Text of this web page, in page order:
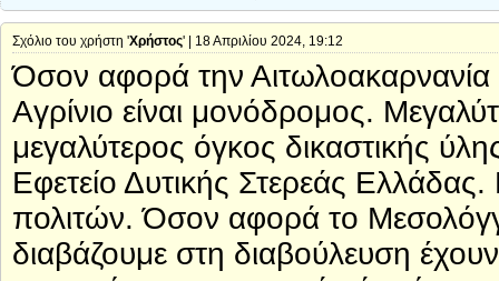
Σχόλιο του χρήστη 'Χρήστος' | 18 Απριλίου 2024, 19:12
Όσον αφορά την Αιτωλοακαρνανία
Αγρίνιο είναι μονόδρομος.
μεγαλύτερος όγκος δικαστικής
Εφετείο Δυτικής Στερεάς
πολιτών. Όσον αφορά το
διαβάζουμε στη διαβούλευση